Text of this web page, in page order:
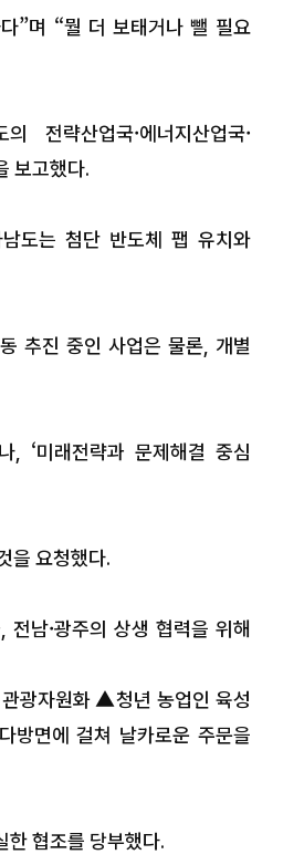
”며 “뭘 더 보태거나 뺄 필요
전략산업국·에너지산업국·
보고했다.
도는 첨단 반도체 팹 유치와
추진 중인 사업은 물론, 개별
, ‘미래전략과 문제해결 중심
을 요청했다.
남·광주의 상생 협력을 위해
광자원화 ▲청년 농업인 육성
면에 걸쳐 날카로운 주문을
한 협조를 당부했다.
수 의원, ‘학교안전법’ 개정안 대